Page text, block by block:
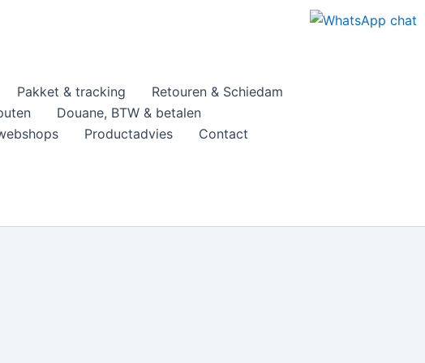
Pakket & tracking
Retouren & Schiedam
Douane, BTW & betalen
Productadvies Contact